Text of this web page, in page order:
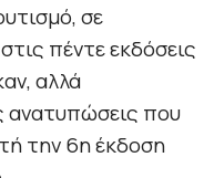
σε
πέντε εκδόσεις
αλλά
ανατυπώσεις που
την 6η έκδοση